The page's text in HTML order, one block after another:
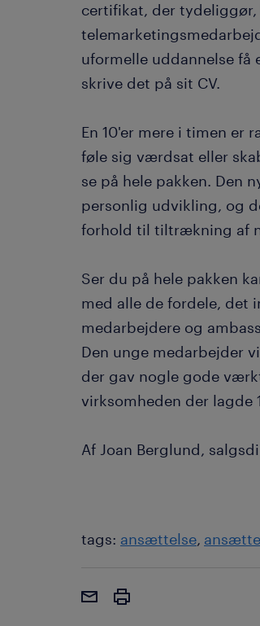
certifikat, der
uformelle uddannelse få
skrive det på sit CV.
En 10'er mere i timen er
føle sig værdsat eller
se på hele pakken. Den
personlig udvikling, og
forhold til tiltrækning af
Ser du på hele pakken
med alle de fordele,
medarbejdere og
Den unge medarbejder
der gav nogle gode
virksomheden der lagde
Af Joan Berglund,
tags: ansættelse